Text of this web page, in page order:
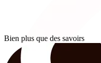
Bien plus que des savoirs